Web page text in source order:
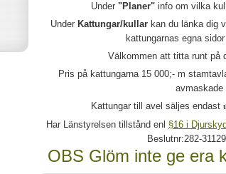
Under"Planer"info om vilka
Under Kattungar/kullarkan du länka dig
kattungarnas egna
Välkommen att titta runt på
Pris på kattungarna 15 000;- m
avmaskade
Kattungar till avel säljes endast
Har Länstyrelsen tillstånd enl §16 i
Beslutnr:282-
OBS Glöm inte ge era